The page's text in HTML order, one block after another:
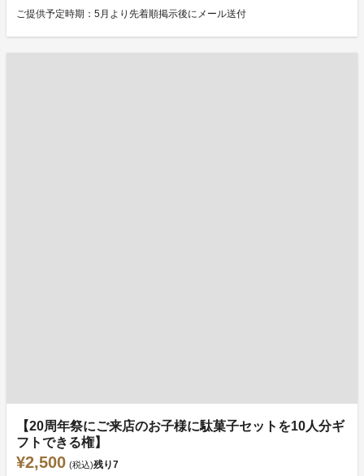
ご提供予定時期：5月より先着順掲示後にメール送付
【20周年祭にご来店のお子様に駄菓子セットを10人分ギ
フトできる権】
¥2,500 (税込)残り7